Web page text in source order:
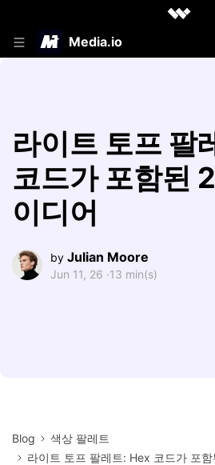
Media.io
라이트 토프 팔
코드가 포함된
이디어
by Julian Moore
Jun 11, 26 ·13 min(s)
Blog
색상 팔레트
라이트 토프 팔레트: Hex 코드가 포